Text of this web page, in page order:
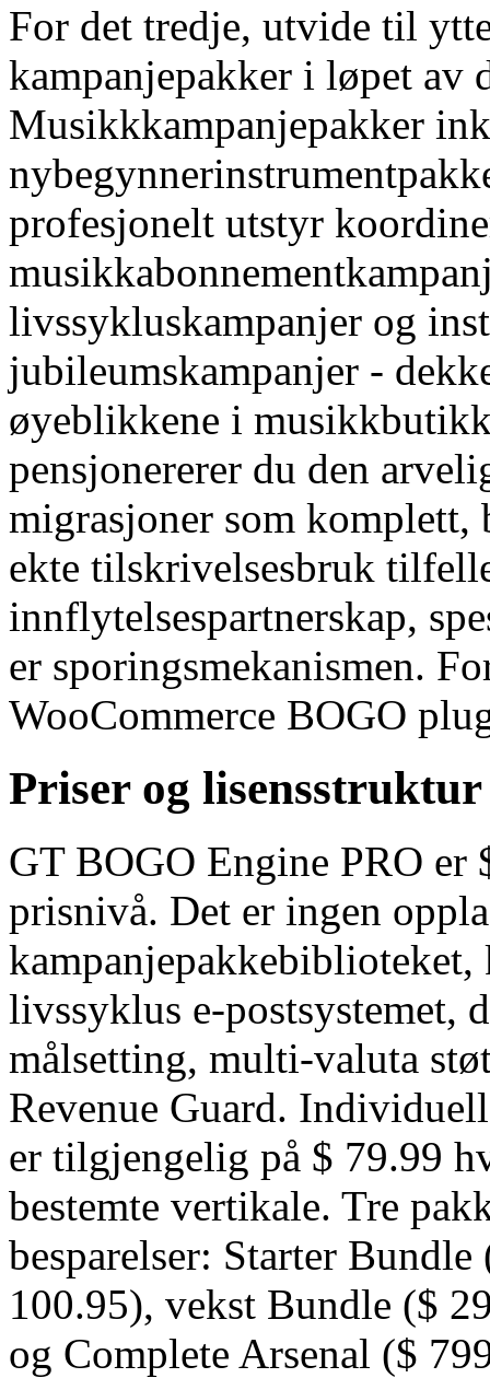
For det tredje, utvide til
kampanjepakker i løpet av
Musikkkampanjepakker
profesjonelt utstyr
livssykluskampanjer og
jubileumskampanjer -
øyeblikkene i
pensjonererer du den
migrasjoner som komplett,
ekte tilskrivelsesbruk
innflytelsespartnerskap,
er sporingsmekanismen.
WooCommerce BOGO
Priser og lisensstruktur
GT BOGO Engine PRO er
prisnivå. Det er ingen
kampanjepakkebiblioteket,
livssyklus e-postsystemet,
målsetting, multi-valuta
Revenue Guard.
er tilgjengelig på $ 79.99
bestemte vertikale. Tre
besparelser: Starter
100.95), vekst Bundle ($
og Complete Arsenal ($